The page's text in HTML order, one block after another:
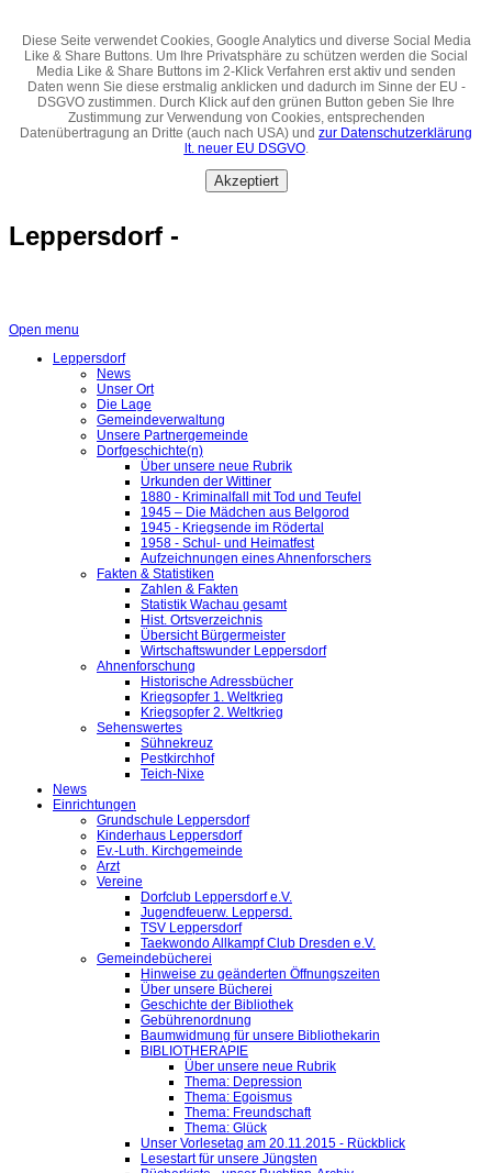
Diese Seite verwendet Cookies, Google Analytics und diverse Social Media
Like & Share Buttons. Um Ihre Privatsphäre zu schützen werden die Social
Media Like & Share Buttons im 2-Klick Verfahren erst aktiv und senden
Daten wenn Sie diese erstmalig anklicken und dadurch im Sinne der EU -
DSGVO zustimmen. Durch Klick auf den grünen Button geben Sie Ihre
Zustimmung zur Verwendung von Cookies, entsprechenden
Datenübertragung an Dritte (auch nach USA) und zur Datenschutzerklärung
lt. neuer EU DSGVO.
Akzeptiert
Leppersdorf -
Open menu
Leppersdorf
News
Unser Ort
Die Lage
Gemeindeverwaltung
Unsere Partnergemeinde
Dorfgeschichte(n)
Über unsere neue Rubrik
Urkunden der Wittiner
1880 - Kriminalfall mit Tod und Teufel
1945 – Die Mädchen aus Belgorod
1945 - Kriegsende im Rödertal
1958 - Schul- und Heimatfest
Aufzeichnungen eines Ahnenforschers
Fakten & Statistiken
Zahlen & Fakten
Statistik Wachau gesamt
Hist. Ortsverzeichnis
Übersicht Bürgermeister
Wirtschaftswunder Leppersdorf
Ahnenforschung
Historische Adressbücher
Kriegsopfer 1. Weltkrieg
Kriegsopfer 2. Weltkrieg
Sehenswertes
Sühnekreuz
Pestkirchhof
Teich-Nixe
News
Einrichtungen
Grundschule Leppersdorf
Kinderhaus Leppersdorf
Ev.-Luth. Kirchgemeinde
Arzt
Vereine
Dorfclub Leppersdorf e.V.
Jugendfeuerw. Leppersd.
TSV Leppersdorf
Taekwondo Allkampf Club Dresden e.V.
Gemeindebücherei
Hinweise zu geänderten Öffnungszeiten
Über unsere Bücherei
Geschichte der Bibliothek
Gebührenordnung
Baumwidmung für unsere Bibliothekarin
BIBLIOTHERAPIE
Über unsere neue Rubrik
Thema: Depression
Thema: Egoismus
Thema: Freundschaft
Thema: Glück
Unser Vorlesetag am 20.11.2015 - Rückblick
Lesestart für unsere Jüngsten